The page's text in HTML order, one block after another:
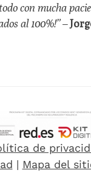
con mucha
al 100%!”–
de
| Mapa del